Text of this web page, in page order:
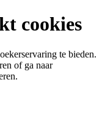
cookies
te bieden.
of ga naar